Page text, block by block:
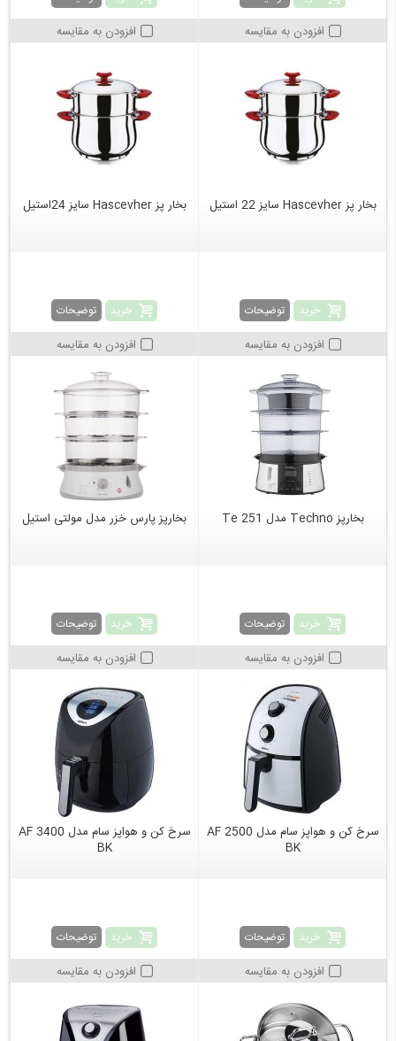
افزودن به مقایسه افزودن به مقایسه
بخار پز Hascevher سایز 22 استیل
خرید توضیحات
افزودن به مقایسه
بخار پز Hascevher سایز 24استیل
خرید توضیحات
افزودن به مقایسه
بخارپز Techno مدل Te 251
خرید توضیحات
افزودن به مقایسه
بخارپز پارس خزر مدل مولتی استیل
خرید توضیحات
افزودن به مقایسه
سرخ کن و هواپز سام مدل AF 2500
BK
خرید توضیحات
افزودن به مقایسه
سرخ کن و هواپز سام مدل AF 3400
BK
خرید توضیحات
افزودن به مقایسه